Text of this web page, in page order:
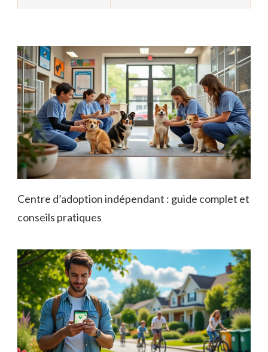
Centre d’adoption indépendant : guide complet et
conseils pratiques